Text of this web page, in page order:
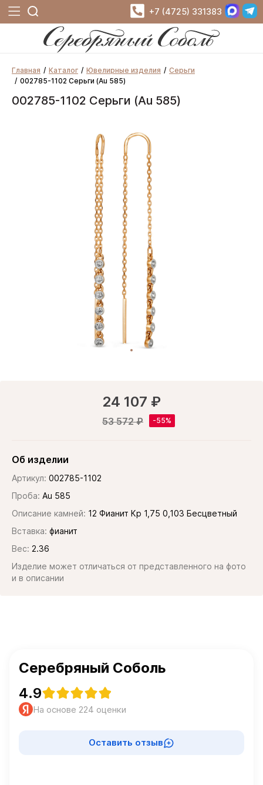
+7 (4725) 331383
Главная Каталог Ювелирные изделия
Серьги
002785-1102 Серьги (Au 585)
002785-1102 Серьги (Au 585)
24 107 ₽
53 572 ₽
Об изделии
Артикул: 002785-1102
Проба: Au 585
Описание камней: 12 Фианит Кр 1,75 0,103 Бесцветный
Вставка: фианит
Вес: 2.36
Изделие может отличаться от представленного на фото
и в описании
Серебряный Соболь
4.9
На основе 224 оценки
Оставить отзыв